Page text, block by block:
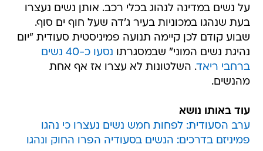
על נשים במדינה לנהוג בכלי רכב. אותן נשים נעצרו
בעת שנהגו במכוניות בעיר ג'דה שעל חוף ים סוף.
שבוע קודם לכן קיימה תנועה פמיניסטית סעודית "יום
נהיגת נשים המוני" שבמסגרתו
נסעו כ-40 נשים
ברחבי ריאד. השלטונות לא עצרו אז אף אחת
מהנשים.
עוד באותו נושא
ערב הסעודית: לפחות חמש נשים נעצרו כי נהגו
פמיניזם בדרכים: הנשים בסעודיה הפרו החוק ונהגו